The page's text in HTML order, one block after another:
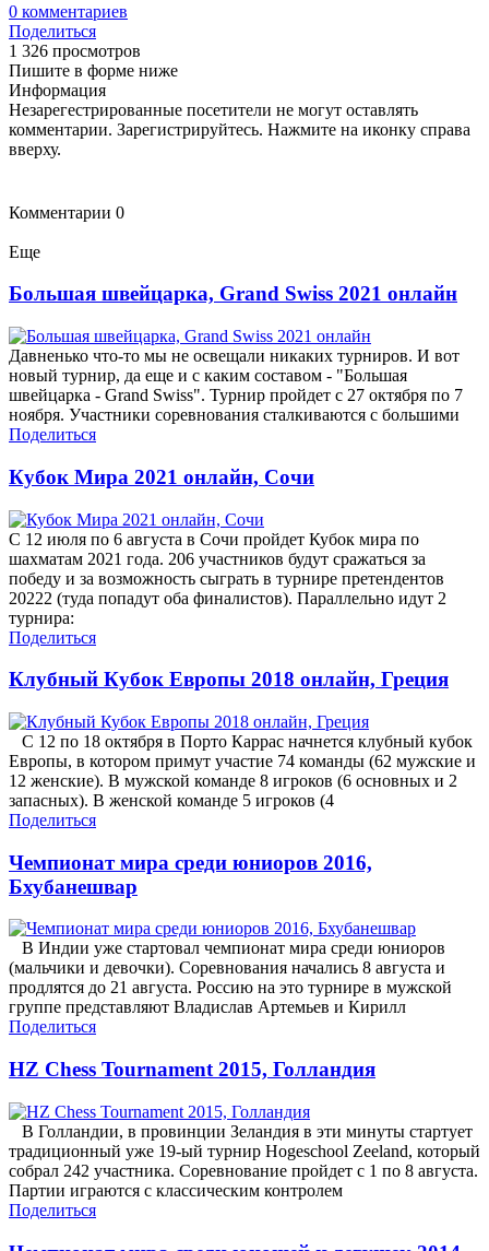
0 комментариев
Поделиться
1 326 просмотров
Пишите в форме ниже
Информация
Незарегестрированные посетители не могут оставлять
комментарии. Зарегистрируйтесь. Нажмите на иконку справа
вверху.
Комментарии 0
Еще
Большая швейцарка, Grand Swiss 2021 онлайн
Давненько что-то мы не освещали никаких турниров. И вот
новый турнир, да еще и с каким составом - "Большая
швейцарка - Grand Swiss". Турнир пройдет с 27 октября по 7
ноября. Участники соревнования сталкиваются с большими
Поделиться
Кубок Мира 2021 онлайн, Сочи
С 12 июля по 6 августа в Сочи пройдет Кубок мира по
шахматам 2021 года. 206 участников будут сражаться за
победу и за возможность сыграть в турнире претендентов
20222 (туда попадут оба финалистов). Параллельно идут 2
турнира:
Поделиться
Клубный Кубок Европы 2018 онлайн, Греция
С 12 по 18 октября в Порто Каррас начнется клубный кубок
Европы, в котором примут участие 74 команды (62 мужские и
12 женские). В мужской команде 8 игроков (6 основных и 2
запасных). В женской команде 5 игроков (4
Поделиться
Чемпионат мира среди юниоров 2016,
Бхубанешвар
В Индии уже стартовал чемпионат мира среди юниоров
(мальчики и девочки). Соревнования начались 8 августа и
продлятся до 21 августа. Россию на это турнире в мужской
группе представляют Владислав Артемьев и Кирилл
Поделиться
HZ Chess Tournament 2015, Голландия
В Голландии, в провинции Зеландия в эти минуты стартует
традиционный уже 19-ый турнир Hogeschool Zeeland, который
собрал 242 участника. Соревнование пройдет с 1 по 8 августа.
Партии играются с классическим контролем
Поделиться